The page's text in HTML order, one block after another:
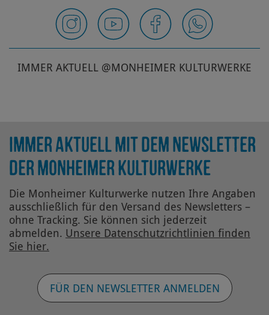
IMMER AKTUELL @MONHEIMER KULTURWERKE
IMMER AKTUELL MIT DEM NEWSLETTER
DER MONHEIMER KULTURWERKE
Die Monheimer Kulturwerke nutzen Ihre Angaben
ausschließlich für den Versand des Newsletters –
ohne Tracking. Sie können sich jederzeit
abmelden. Unsere Datenschutz­richtlinien finden
Sie hier.
FÜR DEN NEWSLETTER ANMELDEN